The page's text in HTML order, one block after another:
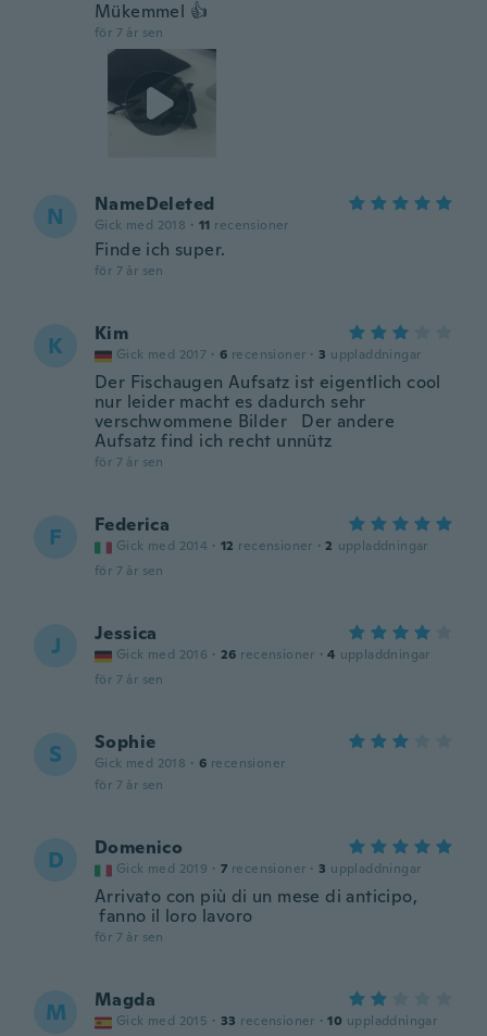
Mükemmel 👍
för 7 år sen
N NameDeleted
Gick med 2018 · 11 recensioner
Finde ich super.
för 7 år sen
K Kim
Gick med 2017 · 6 recensioner · 3 uppladdningar
Der Fischaugen Aufsatz ist eigentlich cool
nur leider macht es dadurch sehr
verschwommene Bilder Der andere
Aufsatz find ich recht unnütz
för 7 år sen
F Federica
Gick med 2014 · 12 recensioner · 2 uppladdningar
för 7 år sen
J Jessica
Gick med 2016 · 26 recensioner · 4 uppladdningar
för 7 år sen
S Sophie
Gick med 2018 · 6 recensioner
för 7 år sen
D Domenico
Gick med 2019 · 7 recensioner · 3 uppladdningar
Arrivato con più di un mese di anticipo,
fanno il loro lavoro
för 7 år sen
M Magda
Gick med 2015 · 33 recensioner · 10 uppladdningar